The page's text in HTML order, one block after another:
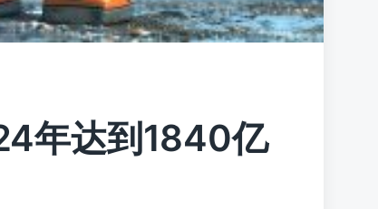
年达到1840亿